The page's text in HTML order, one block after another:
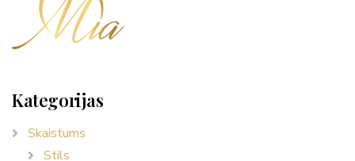
Kategorijas
Skaistums
Stils